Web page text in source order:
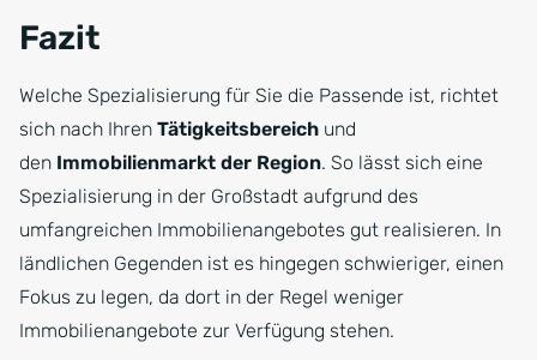
Fazit
Welche Spezialisierung für Sie die Passende ist, richtet
sich nach Ihren Tätigkeitsbereich und
den Immobilienmarkt der Region. So lässt sich eine
Spezialisierung in der Großstadt aufgrund des
umfangreichen Immobilienangebotes gut realisieren. In
ländlichen Gegenden ist es hingegen schwieriger, einen
Fokus zu legen, da dort in der Regel weniger
Immobilienangebote zur Verfügung stehen.